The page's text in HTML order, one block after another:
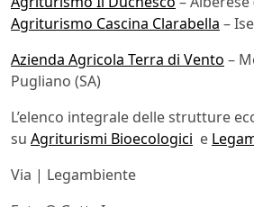
Agriturismo Cascina Clarabella –
Azienda Agricola Terra di Vento –
Pugliano (SA)
L’elenco integrale delle strutture
su Agriturismi Bioecologici e
Via | Legambiente